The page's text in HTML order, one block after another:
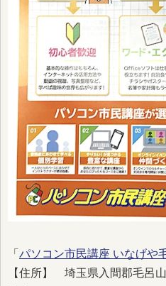
「 パソコン市民講座 いなげや
【住所】 埼玉県入間郡毛呂